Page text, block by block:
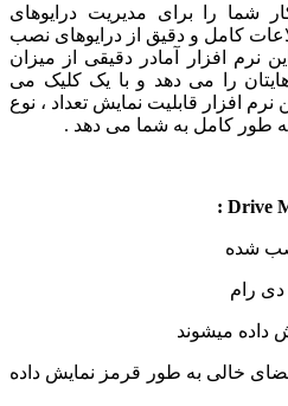
را برای مدیریت درایوهای
و دقیق از درایوهای نصب
آمادر دقیقی از میزان
را می دهد و با یک کلیک می
قابلیت نمایش تعداد ، نوع
کامل به شما می دهد .
میشوند
5 درصد فضای خالی به طور قرمز نمایش داده